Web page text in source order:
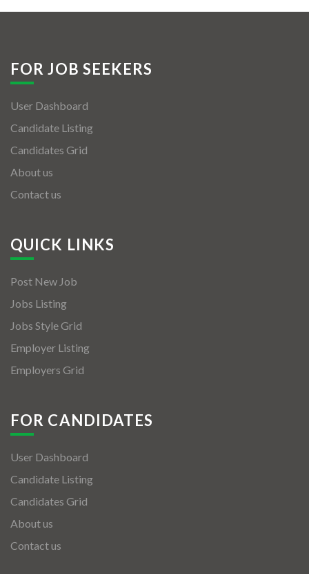
FOR JOB SEEKERS
User Dashboard
Candidate Listing
Candidates Grid
About us
Contact us
QUICK LINKS
Post New Job
Jobs Listing
Jobs Style Grid
Employer Listing
Employers Grid
FOR CANDIDATES
User Dashboard
Candidate Listing
Candidates Grid
About us
Contact us